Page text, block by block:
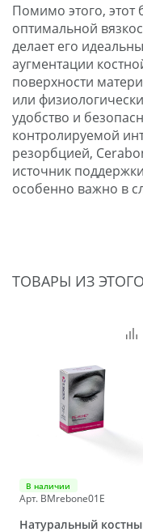
Помимо этого, этот
оптимальной
делает его
аугментации
поверхности
или
удобство и
контролируемой
резорбцией,
источник
особенно важно в
ТОВАРЫ ИЗ
В наличии
Арт. BMrebone01E
Натуральный